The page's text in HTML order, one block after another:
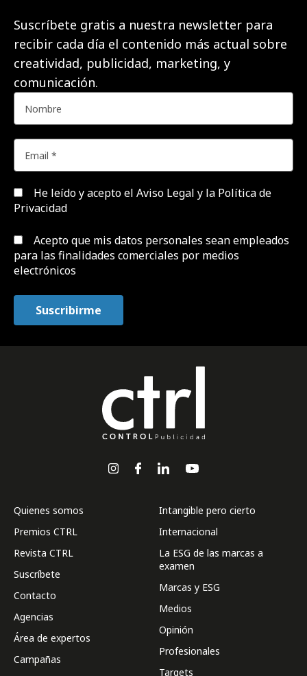
Suscríbete gratis a nuestra newsletter para
recibir cada día el contenido más actual sobre
creatividad, publicidad, marketing, y
comunicación.
He leído y acepto el Aviso Legal y la Política de
Privacidad
Acepto que mis datos personales sean empleados
para las finalidades comerciales por medios
electrónicos
Quienes somos
Premios CTRL
Revista CTRL
Suscríbete
Contacto
Agencias
Área de expertos
Campañas
Intangible pero cierto
Internacional
La ESG de las marcas a
examen
Marcas y ESG
Medios
Opinión
Profesionales
Targets